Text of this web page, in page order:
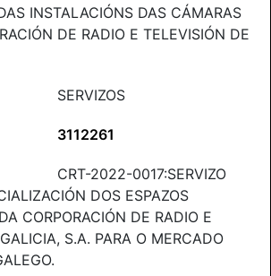
INSTALACIÓNS DAS CÁMARAS
DE RADIO E TELEVISIÓN DE
SERVIZOS
3112261
CRT-2022-0017:SERVIZO
DOS ESPAZOS
CORPORACIÓN DE RADIO E
S.A. PARA O MERCADO